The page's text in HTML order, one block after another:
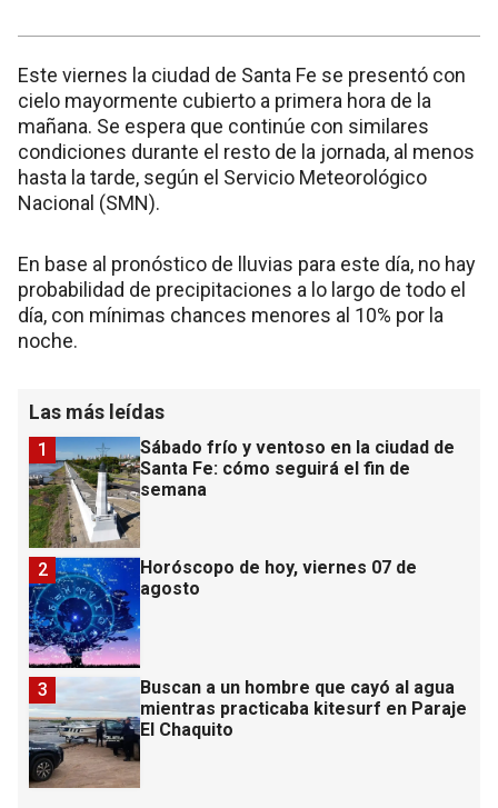
Este viernes la ciudad de Santa Fe se presentó con
cielo mayormente cubierto a primera hora de la
mañana. Se espera que continúe con similares
condiciones durante el resto de la jornada, al menos
hasta la tarde, según el Servicio Meteorológico
Nacional (SMN).
En base al pronóstico de lluvias para este día, no hay
probabilidad de precipitaciones a lo largo de todo el
día, con mínimas chances menores al 10% por la
noche.
Las más leídas
Sábado frío y ventoso en la ciudad de
Santa Fe: cómo seguirá el fin de
semana
1
Horóscopo de hoy, viernes 07 de
agosto
2
Buscan a un hombre que cayó al agua
mientras practicaba kitesurf en Paraje
El Chaquito
3